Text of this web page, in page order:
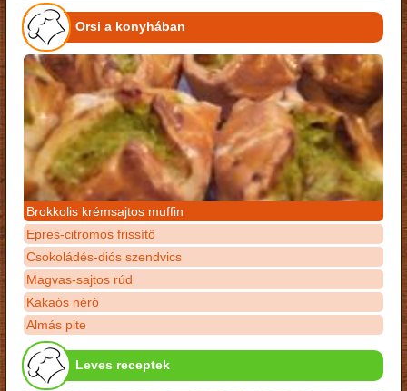
Orsi a konyhában
Brokkolis krémsajtos muffin
Epres-citromos frissítő
Csokoládés-diós szendvics
Magvas-sajtos rúd
Kakaós néró
Almás pite
Leves receptek